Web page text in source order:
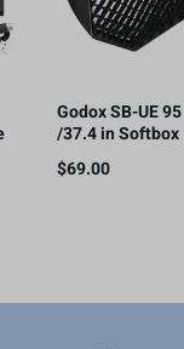
Godox SB-UE
/37.4 in Softbox
Paraguas
Bowens Mount,
$69.00